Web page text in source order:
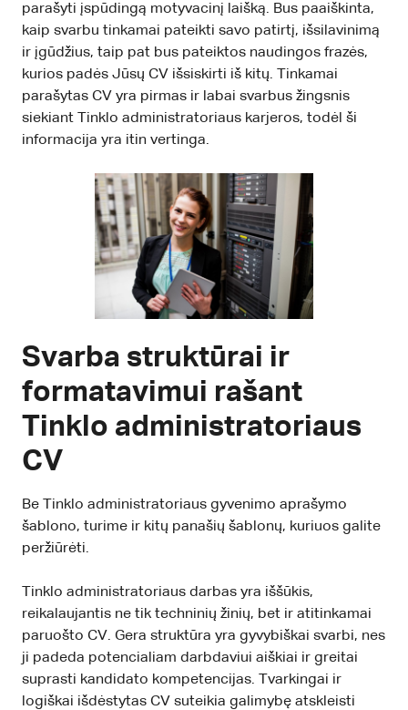
parašyti įspūdingą motyvacinį laišką. Bus paaiškinta,
kaip svarbu tinkamai pateikti savo patirtį, išsilavinimą
ir įgūdžius, taip pat bus pateiktos naudingos frazės,
kurios padės Jūsų CV išsiskirti iš kitų. Tinkamai
parašytas CV yra pirmas ir labai svarbus žingsnis
siekiant Tinklo administratoriaus karjeros, todėl ši
informacija yra itin vertinga.
Svarba struktūrai ir
formatavimui rašant
Tinklo administratoriaus
CV
Be Tinklo administratoriaus gyvenimo aprašymo
šablono, turime ir kitų panašių šablonų, kuriuos galite
peržiūrėti.
Tinklo administratoriaus darbas yra iššūkis,
reikalaujantis ne tik techninių žinių, bet ir atitinkamai
paruošto CV. Gera struktūra yra gyvybiškai svarbi, nes
ji padeda potencialiam darbdaviui aiškiai ir greitai
suprasti kandidato kompetencijas. Tvarkingai ir
logiškai išdėstytas CV suteikia galimybę atskleisti